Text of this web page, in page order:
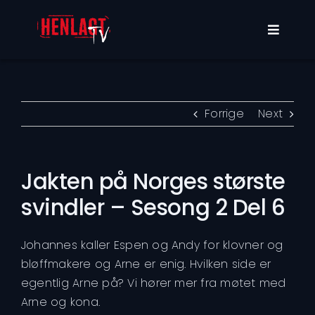
Toggle
Forrige Next
Jakten på Norges største
svindler – Sesong 2 Del 6
Johannes kaller Espen og Andy for klovner og
bløffmakere og Arne er enig. Hvilken side er
egentlig Arne på? Vi hører mer fra møtet med
Arne og kona.